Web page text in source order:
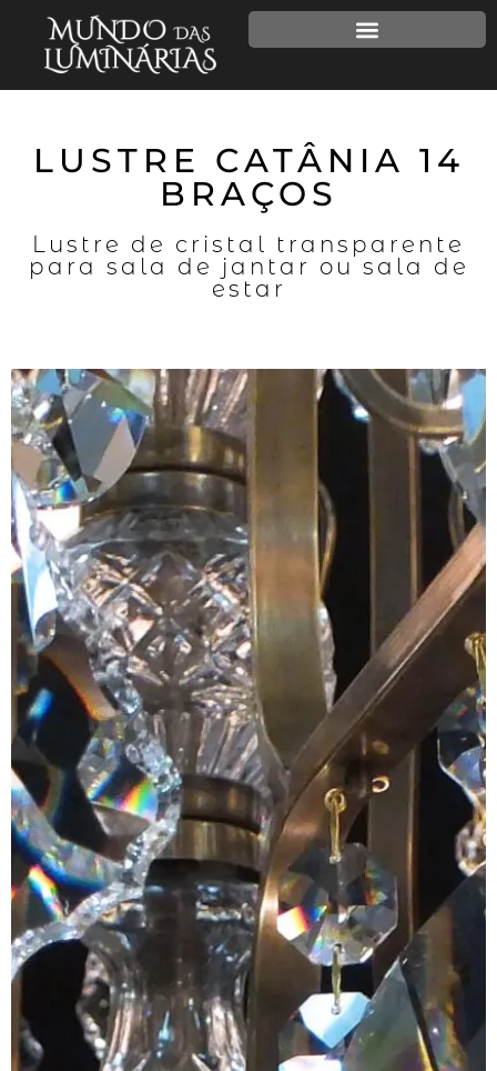
LUSTRE CATÂNIA 14
BRAÇOS
Lustre de cristal transparente
para sala de jantar ou sala de
estar